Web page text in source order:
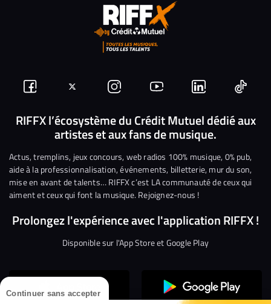
Continuer sans accepter
Suivez-
nous
Facebook
Suivez-
nous
sur
Twitter
Nous
rejoindre
sur
Instagram
Nous
rejoindre
sur
YouTube
Nous
rejoindre
sur
Linkedin
Nous
RIFFX l’écosystème du Crédit Mutuel dédié aux
artistes et aux fans de musique.
Actus, tremplins, jeux concours, web radios 100% musique, 0% pub,
aide à la professionnalisation, événements, billetterie, mur du son,
mise en avant de talents… RIFFX c’est LA communauté de ceux qui
aiment et ceux qui font la musique. Rejoignez-nous !
Prolongez l'expérience avec l'application RIFFX !
Disponible sur l'App Store et Google Play